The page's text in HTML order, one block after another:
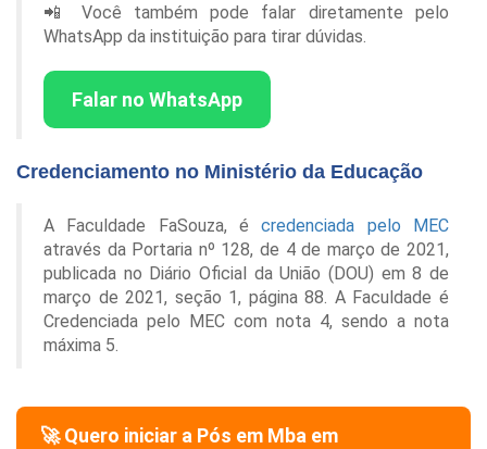
📲 Você também pode falar diretamente pelo
WhatsApp da instituição para tirar dúvidas.
Falar no WhatsApp
Credenciamento no Ministério da Educação
A Faculdade FaSouza, écredenciada pelo MEC
através da Portaria nº 128, de 4 de março de 2021,
publicada no Diário Oficial da União (DOU) em 8 de
março de 2021, seção 1, página 88. A Faculdade é
Credenciada pelo MEC com nota 4, sendo a nota
máxima 5.
🚀 Quero iniciar a Pós em Mba em